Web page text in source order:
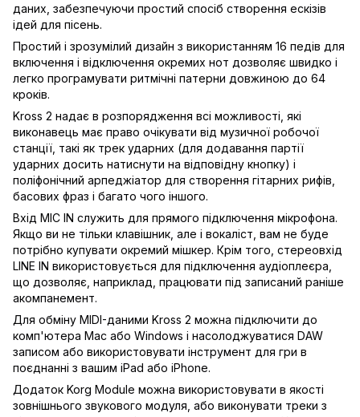
даних, забезпечуючи простий спосіб створення ескізів
ідей для пісень.
Простий і зрозумілий дизайн з використанням 16 педів для
включення і відключення окремих нот дозволяє швидко і
легко програмувати ритмічні патерни довжиною до 64
кроків.
Kross 2 надає в розпорядження всі можливості, які
виконавець має право очікувати від музичної робочої
станції, такі як трек ударних (для додавання партії
ударних досить натиснути на відповідну кнопку) і
поліфонічний арпеджіатор для створення гітарних рифів,
басових фраз і багато чого іншого.
Вхід MIC IN служить для прямого підключення мікрофона.
Якщо ви не тільки клавішник, але і вокаліст, вам не буде
потрібно купувати окремий мішкер. Крім того, стереовхід
LINE IN використовується для підключення аудіоплеєра,
що дозволяє, наприклад, працювати під записаний раніше
акомпанемент.
Для обміну MIDI-даними Kross 2 можна підключити до
комп'ютера Mac або Windows і насолоджуватися DAW
записом або використовувати інструмент для гри в
поєднанні з вашим iPad або iPhone.
Додаток Korg Module можна використовувати в якості
зовнішнього звукового модуля, або виконувати треки з